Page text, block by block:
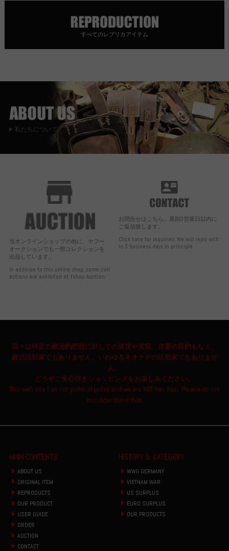
すべてのレプリカアイテム
私たちについて
当オンラインショップの他に、ヤフー
オークションでも一部コレクションを
出品しています。
In addition to this online shop, some coll
ections are exhibited at Yahoo Auction.
お問合せはこちら。原則3営業日以内に
ご返信致します。
Click here for inquiries. We will reply with
in 3 business days in principle.
我々は特定の政治的思想に対しての翼賛や賞賛、啓蒙の目的もなく、
政治活動家でもありません。いわゆるネオナチの活動家でもありませ
ん。
どうぞご安心頂きショッピングをお楽しみください。
This web site has not political policy and we are NOT Neo Nazi. Please do not
misunderstand that.
MAIN CONTENTS
ABOUT US
ORIGINAL ITEM
REPRODUCTS
OUR PRODUCT
USER GUIDE
ORDER
AUCTION
CONTACT
HISTORY & CATEGORY
WWII GERMANY
VIETNAM WAR
US SURPLUS
EURO SURPLUS
OUR PRODUCTS